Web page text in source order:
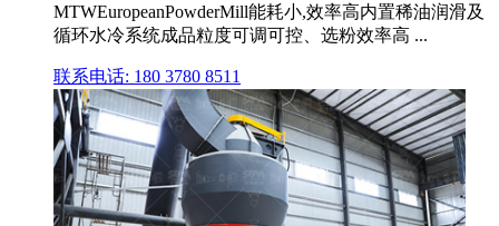
MTWEuropeanPowderMill能耗小,效率高内置稀油润滑及
循环水冷系统成品粒度可调可控、选粉效率高 ...
联系电话: 180 3780 8511